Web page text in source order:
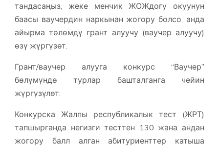
тандасаңыз, жеке менчик ЖОЖдогу окуунун
баасы ваучердин наркынан жогору болсо, анда
айырма төлөмдү грант алуучу (ваучер алуучу)
өзү жүргүзөт.
Грант/ваучер алууга конкурс “Ваучер”
бөлүмүндө турлар башталганга чейин
жүргүзүлөт.
Конкурска Жалпы республикалык тест (ЖРТ)
тапшырганда негизги тесттен 130 жана андан
жогору балл алган абитуриенттер катыша